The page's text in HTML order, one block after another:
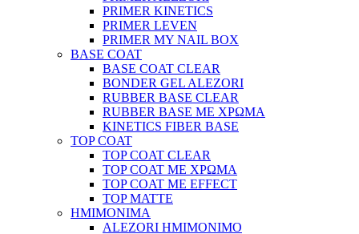
PRIMER KINETICS
PRIMER LEVEN
PRIMER MY NAIL BOX
BASE COAT
BASE COAT CLEAR
BONDER GEL ALEZORI
RUBBER BASE CLEAR
RUBBER BASE ΜΕ ΧΡΩΜΑ
KINETICS FIBER BASE
TOP COAT
TOP COAT CLEAR
TOP COAT ΜΕ ΧΡΩΜΑ
TOP COAT ΜΕ EFFECT
TOP MATTE
ΗΜΙΜΟΝΙΜΑ
ALEZORI ΗΜΙΜΟΝΙΜΟ